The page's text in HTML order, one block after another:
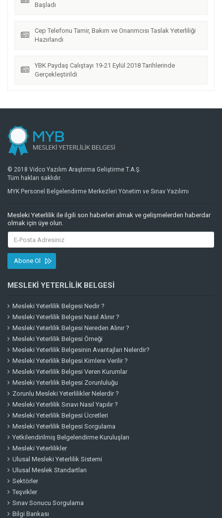
Başladı
Cep Telefonu Tamir, Bakım ve Onarımcısı Taslak Yeterliliği
Hazırlandı
YBK Paydaş Calıştayı 19-21 Eylül 2018 Tarihlerinde
Gerçekleştirildi
© 2018 Vidco Yazılım Araştırma Geliştirme T.A.Ş.
Tüm hakları saklıdır.
MYK Personel Belgelendirme Merkezleri Yönetim ve Sınav Yazılımı
Mesleki Yeterlilik ile ilgili son haberleri almak ve gelişmelerden haberdar
olmak için üye olun.
Abone Ol
MESLEKI YETERLILIK BELGESI
Mesleki Yeterlilik Belgesi Nedir ?
Mesleki Yeterlilik Belgesi Nasıl Alınır ?
Mesleki Yeterlilik Belgesi Nereden Alınır ?
Mesleki Yeterlilik Belgesi Örneği
Mesleki Yeterlilik Belgesinin Avantajları Nelerdir?
Mesleki Yeterlilik Belgesi Kimlere Verilir ?
Mesleki Yeterlilik Belgesi Veren Kurumlar
Mesleki Yeterlilik Belgesi Zorunluluğu
Zorunlu Mesleki Yeterlilikler Nelerdir ?
Mesleki Yeterlilik Sınavı Nasıl Yapılır ?
Mesleki Yeterlilik Belgesi Ücretleri
Mesleki Yeterlilik Belgesi Sorgulama
Yetkilendirilmiş Belgelendirme Kuruluşları
Mesleki Yeterlilikler
Ulusal Mesleki Yeterlilik Sistemi
Ulusal Meslek Standartları
Sektörler
Teşvikler
Sınav Sonucu Sorgulama
Bilgi Bankası